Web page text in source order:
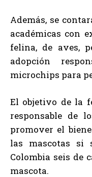
Además, se
académicas con
felina, de aves,
adopción
microchips para
El objetivo de la
responsable de
promover el
las mascotas si
Colombia seis de
mascota.